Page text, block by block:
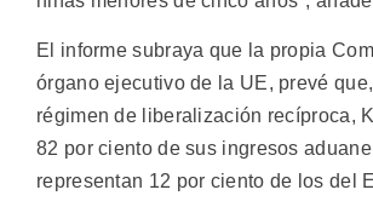
El informe subraya que la propia
órgano ejecutivo de la UE, prevé
régimen de liberalización recíproca,
82 por ciento de sus ingresos
representan 12 por ciento de los del